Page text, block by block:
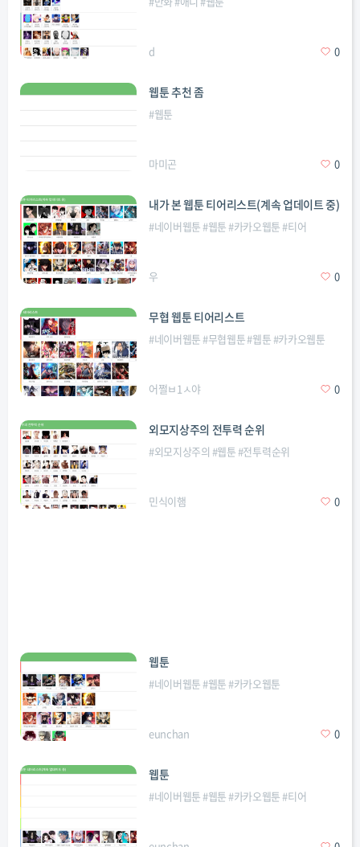
d 0
웹툰 추천 좀
#웹툰
마미곤 0
내가 본 웹툰 티어리스트(계속 업데이트 중)
#네이버웹툰#웹툰#카카오웹툰#티어
우 0
무협 웹툰 티어리스트
#네이버웹툰#무협웹툰#웹툰#카카오웹툰
어쩔ㅂ1ㅅ야 0
외모지상주의 전투력 순위
#외모지상주의 #웹툰#전투력순위
민식이햄 0
웹툰
#네이버웹툰#웹툰#카카오웹툰
eunchan 0
웹툰
#네이버웹툰#웹툰#카카오웹툰#티어